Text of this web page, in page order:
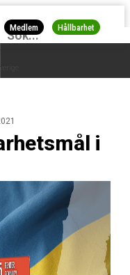
Medlem Hållbarhet
i